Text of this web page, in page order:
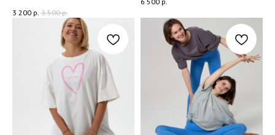
3 200 р. 3 500 р.